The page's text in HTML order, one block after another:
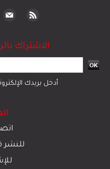
الاشتراك
أدخل بريدك
للنشر